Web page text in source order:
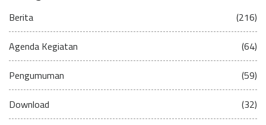
Berita (216)
Agenda Kegiatan (64)
Pengumuman (59)
Download (32)